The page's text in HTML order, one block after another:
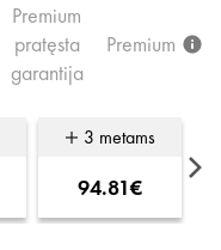
Premium
pratęsta
garantija
Premium
3 metams
94.81€